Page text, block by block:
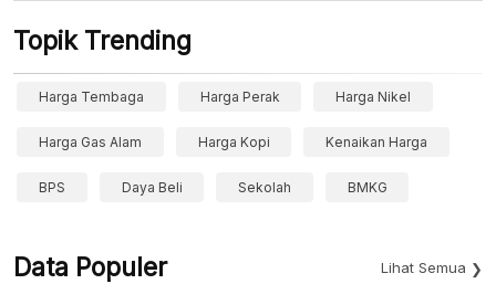
Topik Trending
Harga Tembaga Harga Perak Harga Nikel
Harga Gas Alam Harga Kopi Kenaikan Harga
BPS Daya Beli Sekolah BMKG
Data Populer Lihat Semua